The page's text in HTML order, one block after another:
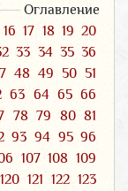
Оглавление
16 17 18 19 20
33 34 35 36
48 49 50 51
63 64 65 66
78 79 80 81
93 94 95 96
107 108 109
120 121 122 123